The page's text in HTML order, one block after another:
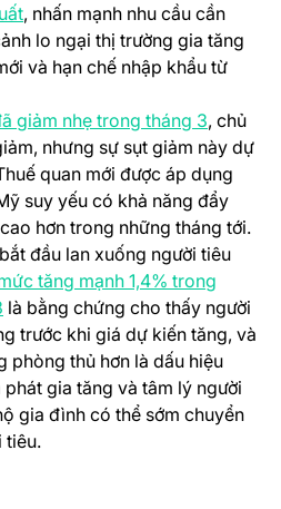
(opens in a new tab)
, nhấn mạnh nhu cầu cần
lo ngại thị trường gia tăng
và hạn chế nhập khẩu từ
giảm nhẹ trong tháng 3(opens
, chủ
nhưng sự sụt giảm này dự
quan mới được áp dụng
suy yếu có khả năng đẩy
hơn trong những tháng tới.
đầu lan xuống người tiêu
tăng mạnh 1,4% trong
(opens in a new tab)
là bằng chứng cho thấy người
trước khi giá dự kiến tăng, và
phòng thủ hơn là dấu hiệu
gia tăng và tâm lý người
gia đình có thể sớm chuyển
tiêu.